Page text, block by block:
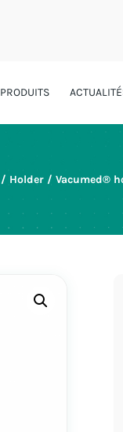
PRODUITS
/ Holder / Vacumed®